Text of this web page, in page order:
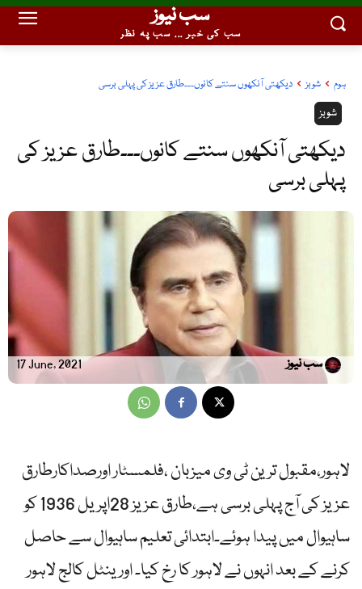
سب نیوز
سب کی خبر ... سب پہ نظر
ہوم شوبز دیکھتی آنکھوں سنتے کانوں۔۔۔طارق عزیز کی پہلی برسی
شوبز
دیکھتی آنکھوں سنتے کانوں۔۔۔طارق عزیز کی
پہلی برسی
17 June, 2021 سب نیوز
لاہور،مقبول ترین ٹی وی میزبان ،فلمسٹار اورصداکارطارق
عزیز کی آج پہلی برسی ہے،طارق عزیز 28اپریل 1936 کو
ساہیوال میں پیدا ہوئے۔ابتدائی تعلیم ساہیوال سے حاصل
کرنے کے بعد انہوں نے لاہور کا رخ کیا۔ اورینٹل کالج لاہور